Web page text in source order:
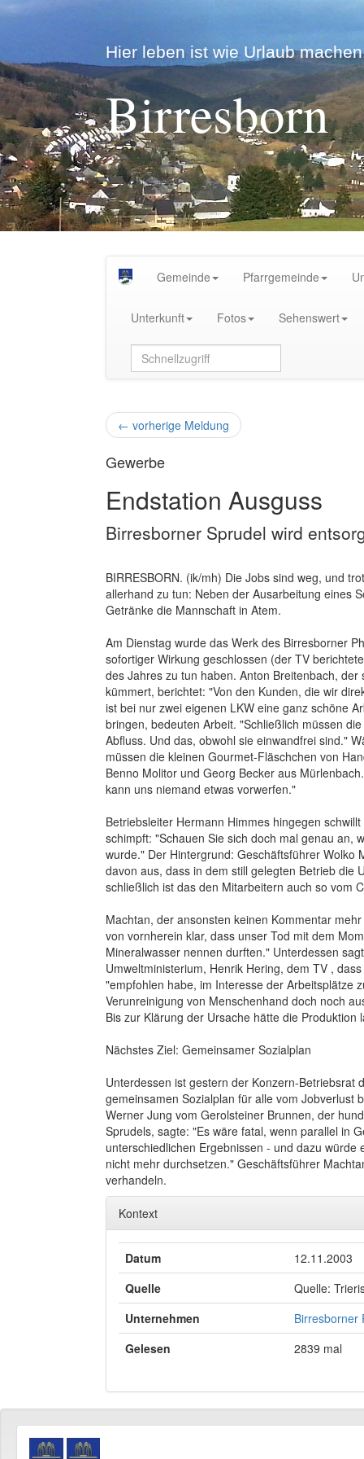
Hier leben ist wie Urlaub
Birresborn
Gemeinde Pfarrgemeinde
Unterkunft Fotos Sehenswert
← vorherige Meldung
Gewerbe
Endstation Ausguss
Birresborner Sprudel wird
BIRRESBORN. (ik/mh) Die Jobs sind weg, und
allerhand zu tun: Neben der Ausarbeitung eines
Getränke die Mannschaft in Atem.
Am Dienstag wurde das Werk des Birresborner
sofortiger Wirkung geschlossen (der TV
des Jahres zu tun haben. Anton Breitenbach,
kümmert, berichtet: "Von den Kunden, die wir
ist bei nur zwei eigenen LKW eine ganz schöne
bringen, bedeuten Arbeit. "Schließlich müssen
Abfluss. Und das, obwohl sie einwandfrei sind."
müssen die kleinen Gourmet-Fläschchen von
Benno Molitor und Georg Becker aus
kann uns niemand etwas vorwerfen."
Betriebsleiter Hermann Himmes hingegen
schimpft: "Schauen Sie sich doch mal genau an,
wurde." Der Hintergrund: Geschäftsführer
davon aus, dass in dem still gelegten Betrieb die
schließlich ist das den Mitarbeitern auch so vom
Machtan, der ansonsten keinen Kommentar
von vornherein klar, dass unser Tod mit dem
Mineralwasser nennen durften." Unterdessen
Umweltministerium, Henrik Hering, dem TV ,
"empfohlen habe, im Interesse der Arbeitsplätze
Verunreinigung von Menschenhand doch noch
Bis zur Klärung der Ursache hätte die
Nächstes Ziel: Gemeinsamer Sozialplan
Unterdessen ist gestern der Konzern-
gemeinsamen Sozialplan für alle vom Jobverlust
Werner Jung vom Gerolsteiner Brunnen, der
Sprudels, sagte: "Es wäre fatal, wenn parallel in
unterschiedlichen Ergebnissen - und dazu
nicht mehr durchsetzen." Geschäftsführer
verhandeln.
Kontext
Datum
12.11.2003
Quelle
Quelle:
Unternehmen
Birresborner
Gelesen
2839 mal